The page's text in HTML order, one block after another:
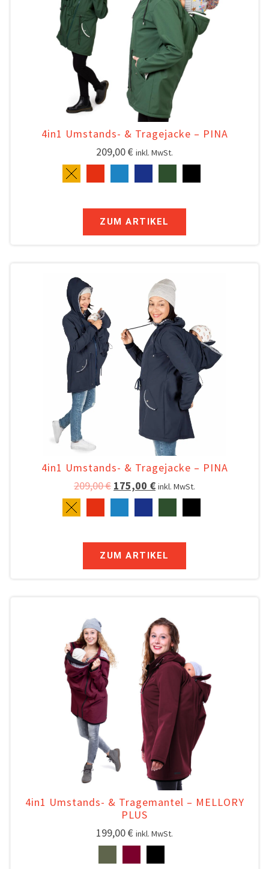
4in1 Umstands- & Tragejacke – PINA
209,00€ inkl. MwSt.
ZUM ARTIKEL
4in1 Umstands- & Tragejacke – PINA
209,00€ 175,00 € inkl. MwSt.
ZUM ARTIKEL
4in1 Umstands- & Tragemantel – MELLORY
PLUS
199,00€ inkl. MwSt.